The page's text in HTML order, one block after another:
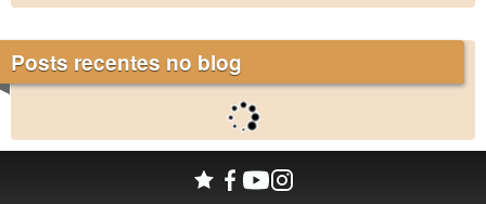
Posts recentes no blog